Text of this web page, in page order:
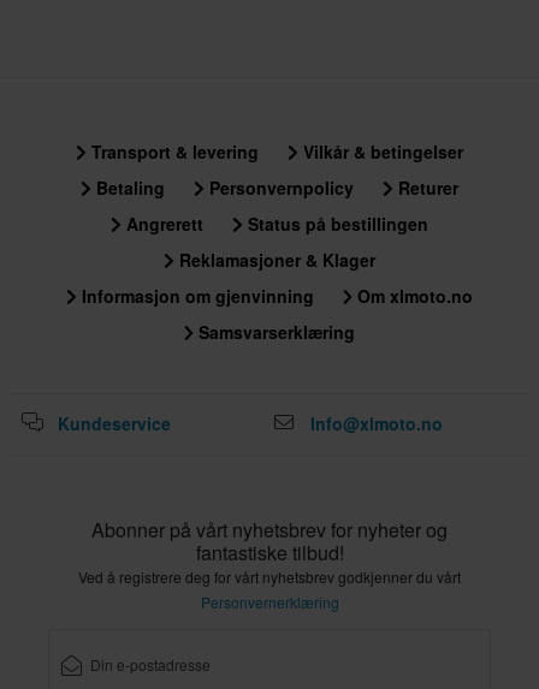
Transport & levering
Vilkår & betingelser
Betaling
Personvernpolicy
Returer
Angrerett
Status på bestillingen
Reklamasjoner & Klager
Informasjon om gjenvinning
Om xlmoto.no
Samsvarserklæring
Kundeservice Info@xlmoto.no
Abonner på vårt nyhetsbrev for nyheter og
fantastiske tilbud!
Ved å registrere deg for vårt nyhetsbrev godkjenner du vårt
Personvernerklæring